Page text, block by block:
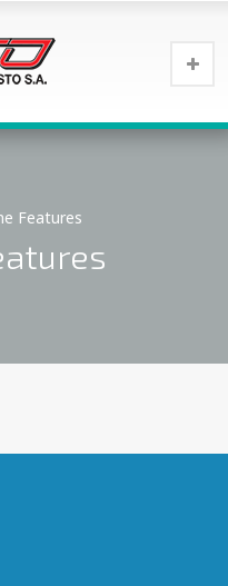
Features